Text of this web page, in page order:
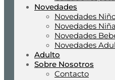
Novedades
Novedades
Novedades Niña
Novedades
Novedades
Adulto
Sobre Nosotros
Contacto